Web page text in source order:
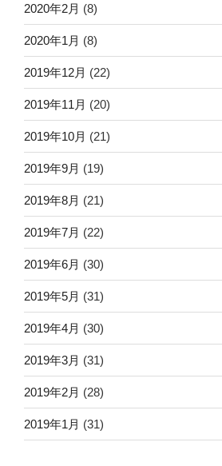
2020年2月 (8)
2020年1月 (8)
2019年12月 (22)
2019年11月 (20)
2019年10月 (21)
2019年9月 (19)
2019年8月 (21)
2019年7月 (22)
2019年6月 (30)
2019年5月 (31)
2019年4月 (30)
2019年3月 (31)
2019年2月 (28)
2019年1月 (31)